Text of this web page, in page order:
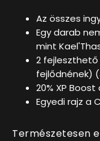
Az összes
Egy darab
mint
2 fejleszthető
fejlődnének)
20% XP Boost
Egyedi rajz a
Természetesen